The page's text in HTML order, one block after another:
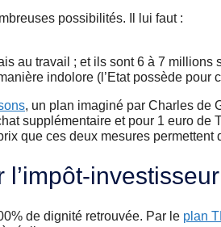
possibilités. Il lui faut :
au travail ; et ils sont 6 à 7 millions
indolore (l’Etat possède pour
, un plan imaginé par Charles de
supplémentaire et pour 1 euro
que ces deux mesures permettent
de dignité retrouvée. Par le plan